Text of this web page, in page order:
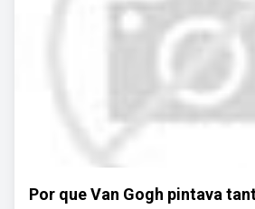
Por que Van Gogh pintava